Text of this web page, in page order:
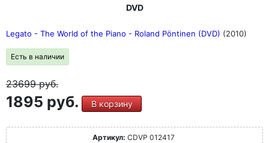
DVD
Legato - The World of the Piano - Roland Pöntinen (DVD) (2010)
Есть в наличии
23699руб.
1895 руб. В корзину
Артикул: CDVP 012417